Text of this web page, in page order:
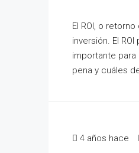
El ROI, o
inversión. El
importante
pena y cuáles
4 años hace